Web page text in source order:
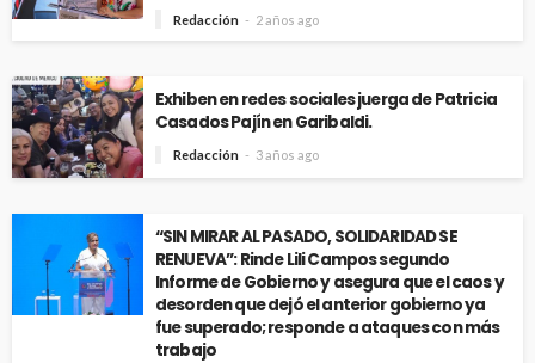
Redacción 2 años ago
Exhiben en redes sociales juerga de Patricia
Casados Pajín en Garibaldi.
Redacción 3 años ago
“SIN MIRAR AL PASADO, SOLIDARIDAD SE
RENUEVA”: Rinde Lili Campos segundo
Informe de Gobierno y asegura que el caos y
desorden que dejó el anterior gobierno ya
fue superado; responde a ataques con más
trabajo